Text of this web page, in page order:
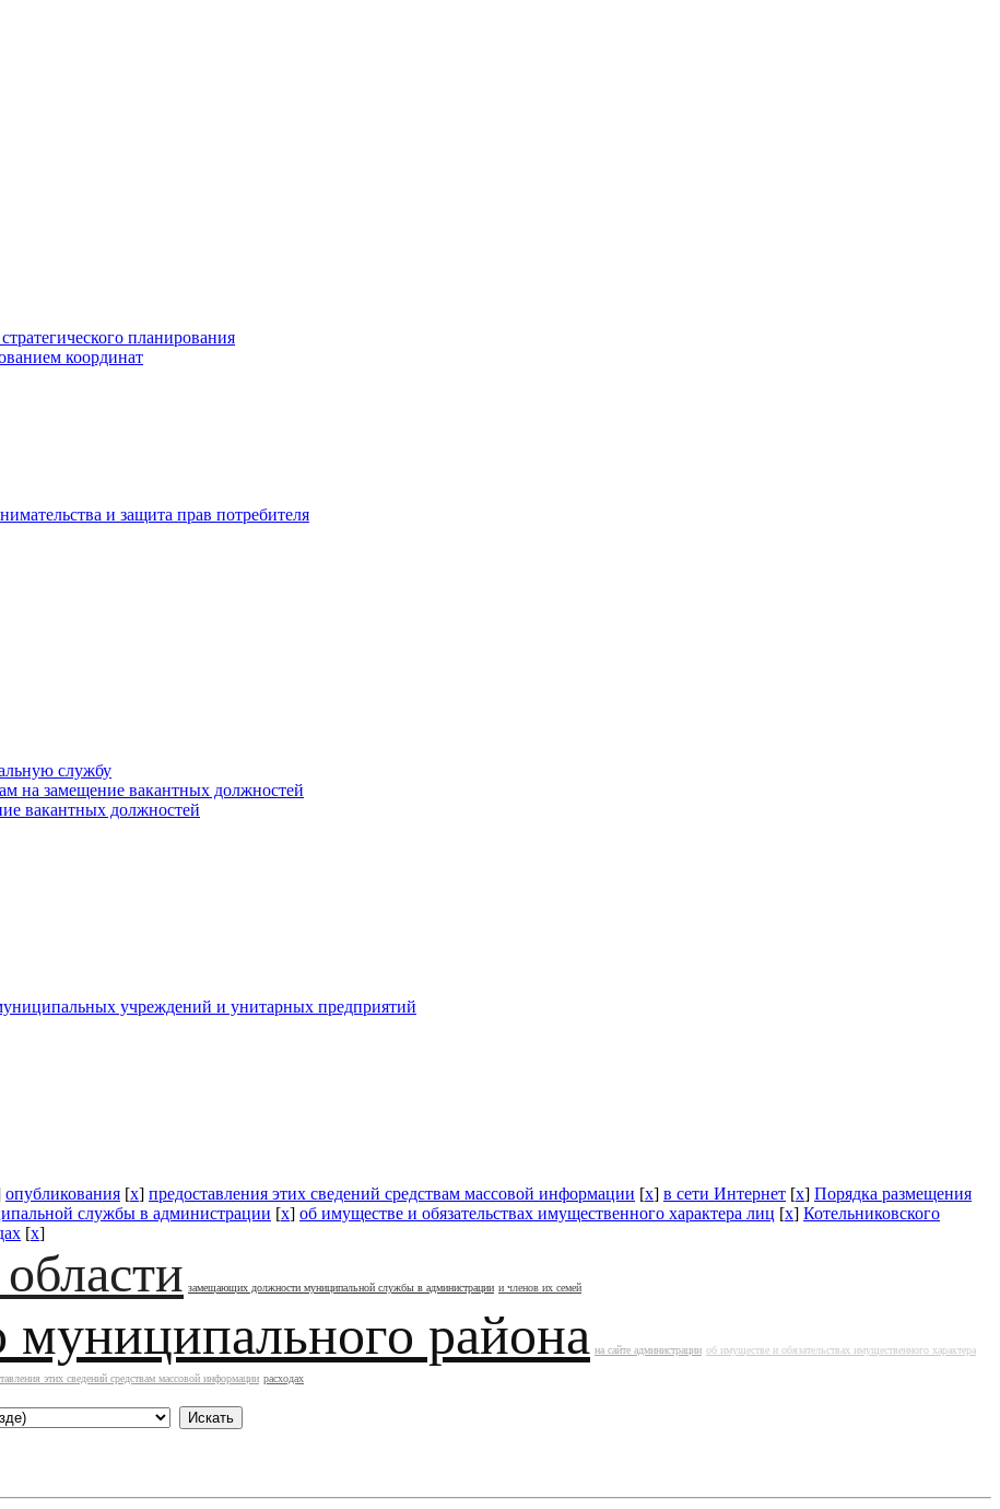
планирования
координат
и защита прав потребителя
службу
на замещение вакантных должностей
вакантных должностей
учреждений и унитарных предприятий
опубликования [x] предоставления этих сведений средствам массовой информации [x] в сети Интернет [x] Порядка размещения
службы в администрации [x] об имуществе и обязательствах имущественного характера лиц [x] Котельниковского
[x]
замещающих должности муниципальной службы в администрации и членов их семей
муниципального района на сайте администрации об имуществе и обязательствах имущественного характера
этих сведений средствам массовой информации расходах